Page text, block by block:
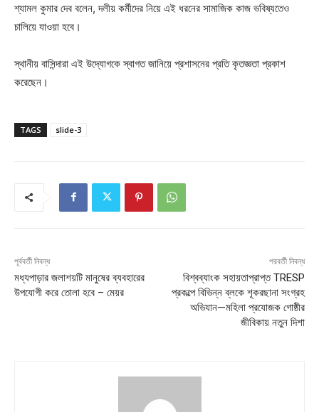
শ্যামল কুমার দেব বলেন, দলীয় কর্মীদের নিয়ে এই ধরনের সামাজিক কাজ ভবিষ্যতেও
চালিয়ে যাওয়া হবে।
স্থানীয় বাসিন্দারা এই উদ্যোগকে স্বাগত জানিয়ে প্রশাসনের প্রতি কৃতজ্ঞতা প্রকাশ
করেছেন।
TAGS slide-3
পূর্ববর্তী নিবন্ধ
মধ্যপাড়ার জলাশয়টি মানুষের ব্যবহারের
উপযোগী করে তোলা হবে – মেয়র
পরবর্তী নিবন্ধ
বিশ্বব্যাংক সহায়তাপ্রাপ্ত TRESP
প্রকল্পে বিভিন্ন ব্লকে শূকরছানা সংগ্রহ
অভিযান—মহিলা প্রযোজক গোষ্ঠীর
জীবিকায় নতুন দিশা